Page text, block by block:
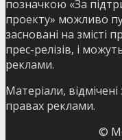
позначкою «За
проекту» можливо
засновані на змісті
прес-релізів, і
реклами.
Матеріали,
правах реклами.
©